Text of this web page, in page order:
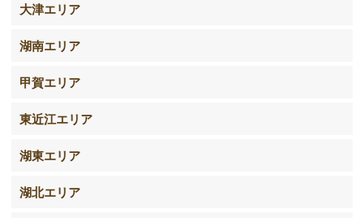
大津エリア
湖南エリア
甲賀エリア
東近江エリア
湖東エリア
湖北エリア